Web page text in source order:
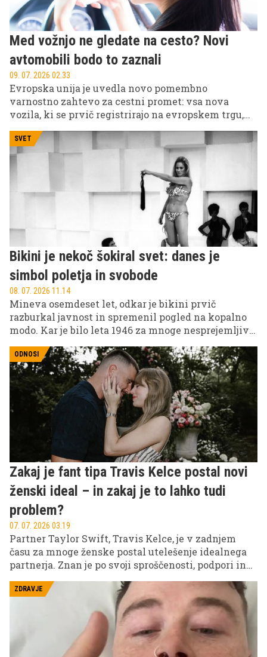
Med vožnjo ne gledate na cesto? Novi
avtomobili bodo to zaznali
09. 07. 2026 02.33
Evropska unija je uvedla novo pomembno
varnostno zahtevo za cestni promet: vsa nova
vozila, ki se prvič registrirajo na evropskem trgu,
opozarjanje na voznikovo nepozornost oziroma
ADDW (Advanced Driver Distraction Warning).
SVET
Bikini je nekoč šokiral svet: danes je
simbol poletja in svobode
08. 07. 2026 11.14
Mineva osemdeset let, odkar je bikini prvič
razburkal javnost in spremenil pogled na kopalno
modo. Kar je bilo leta 1946 za mnoge nesprejemljivo,
kosov na svetu. Njegova zgodba pa ni le zgodba o
modi, temveč tudi o družbenih spremembah,
svobodi in samozavesti.
ODNOSI
Zakaj je fant tipa Travis Kelce postal novi
ženski ideal – in zakaj je to lahko tudi
problem?
07. 07. 2026 03.19
Partner Taylor Swift, Travis Kelce, je v zadnjem
času za mnoge ženske postal utelešenje idealnega
partnerja. Znan je po svoji sproščenosti, podpori in
opisujejo kot "fant tipa zlatega prinašalca". A
psihologi opozarjajo, da takšen tip partnerja ni
nujno idealen za vsakogar – in da se za navidezno
popolnim odnosom lahko skrivajo tudi določeni
izzivi.
ZDRAVJE